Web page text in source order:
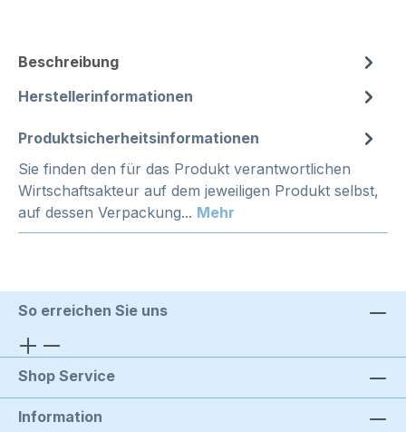
Beschreibung
Herstellerinformationen
Produktsicherheitsinformationen
Sie finden den für das Produkt verantwortlichen
Wirtschaftsakteur auf dem jeweiligen Produkt selbst,
auf dessen Verpackung... Mehr
So erreichen Sie uns
Shop Service
Information